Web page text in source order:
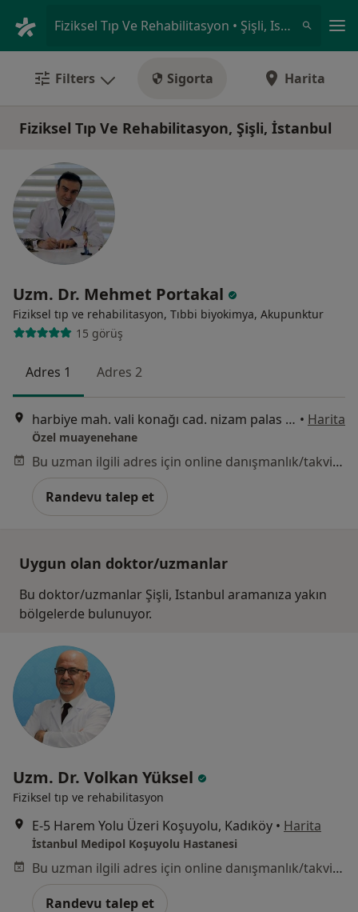
Fiziksel Tıp Ve Rehabilitasyon • Şişli, Istanbul
Filters Sigorta Harita
Fiziksel Tıp Ve Rehabilitasyon, Şişli, İstanbul
Uzm. Dr. Mehmet Portakal
Fiziksel tıp ve rehabilitasyon, Tıbbi biyokimya, Akupunktur
15 görüş
Adres 1 Adres 2
harbiye mah. vali konağı cad. nizam palas ap. no:30/3 kat/3, İstanbul • Harita
Özel muayenehane
Bu uzman ilgili adres için online danışmanlık/takvim sunmuyor.
Randevu talep et
Uygun olan doktor/uzmanlar
Bu doktor/uzmanlar Şişli, Istanbul aramanıza yakın
bölgelerde bulunuyor.
Uzm. Dr. Volkan Yüksel
Fiziksel tıp ve rehabilitasyon
E-5 Harem Yolu Üzeri Koşuyolu, Kadıköy • Harita
İstanbul Medipol Koşuyolu Hastanesi
Bu uzman ilgili adres için online danışmanlık/takvim sunmuyor.
Randevu talep et